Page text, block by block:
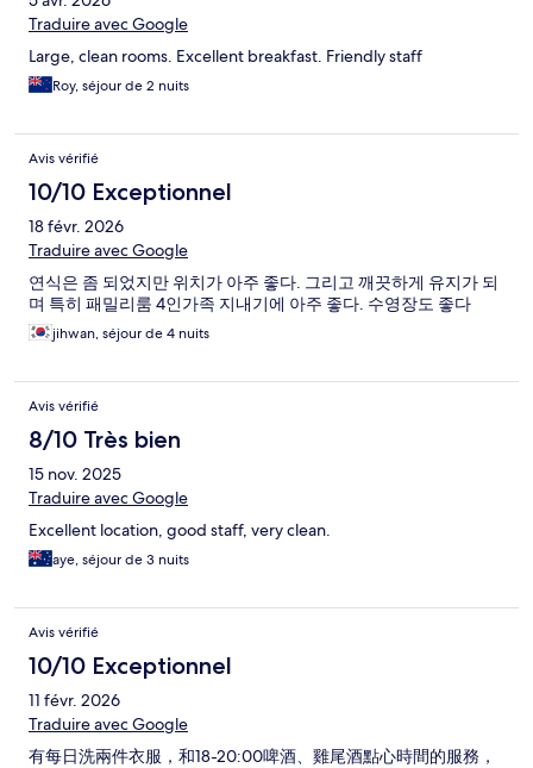
Traduire avec Google
Large, clean rooms. Excellent breakfast. Friendly staff
Roy, séjour de 2 nuits
Avis vérifié
10/10 Exceptionnel
18 févr. 2026
Traduire avec Google
연식은 좀 되었지만 위치가 아주 좋다. 그리고 깨끗하게 유지가 되
며 특히 패밀리룸 4인가족 지내기에 아주 좋다. 수영장도 좋다
jihwan, séjour de 4 nuits
Avis vérifié
8/10 Très bien
15 nov. 2025
Traduire avec Google
Excellent location, good staff, very clean.
aye, séjour de 3 nuits
Avis vérifié
10/10 Exceptionnel
11 févr. 2026
Traduire avec Google
有每日洗兩件衣服，和18-20:00啤酒、雞尾酒點心時間的服務，